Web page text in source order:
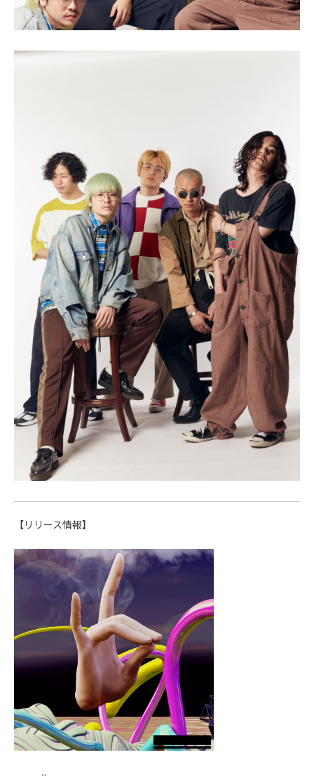
【リリース情報】